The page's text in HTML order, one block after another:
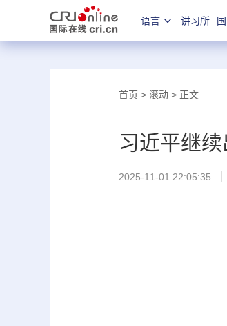
语言 讲习所
首页 > 滚动 > 正文
习近平继
2025-11-01 22:05:35